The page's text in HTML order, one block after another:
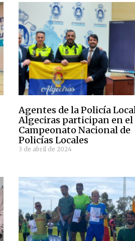
Agentes de la Policía
Algeciras participan en
Campeonato Nacional de
Policías Locales
3 de abril de 2024